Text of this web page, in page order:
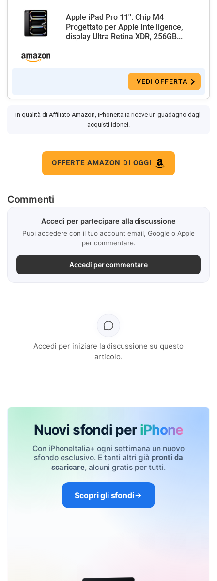
Apple iPad Pro 11'': Chip M4
Progettato per Apple Intelligence,
display Ultra Retina XDR, 256GB...
VEDI OFFERTA
In qualità di Affiliato Amazon, iPhoneItalia riceve un guadagno dagli
acquisti idonei.
OFFERTE AMAZON DI OGGI
Commenti
Accedi per partecipare alla discussione
Puoi accedere con il tuo account email, Google o Apple
per commentare.
Accedi per commentare
Accedi per iniziare la discussione su questo
articolo.
Nuovi sfondi per iPhone
Con iPhoneItalia+ ogni settimana un nuovo
sfondo esclusivo. E tanti altri già pronti da
scaricare, alcuni gratis per tutti.
Scopri gli sfondi